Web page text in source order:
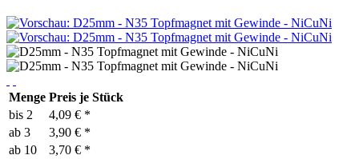
Menge Preis je Stück
bis 2
4,09 € *
ab 3
3,90 € *
ab 10
3,70 € *